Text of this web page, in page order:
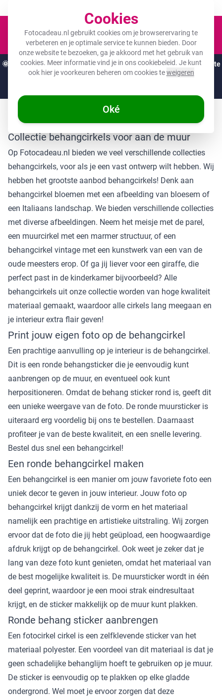
Cookies
Fotocadeau.nl gebruikt cookies om je browserervaring te
verbeteren en je optimale service te kunnen bieden. Door
onze website te bezoeken, ga je akkoord met het gebruik van
cookies. Meer informatie vind je in onscookiebeleid. Je kunt
ook hier je voorkeuren beheren om cookies teweigeren
Oké
🌞 ZOMERDEALS:De hoogste kortingen van het jaar op jouw favoriete
cadeaus! 🌞
Collectie behangcirkels voor aan de muur
Op Fotocadeau.nl bieden we veel verschillende collecties
behangcirkels, voor als je een vast ontwerp wilt hebben. Wij
hebben het grootste aanbod behangcirkels! Denk aan
behangcirkel bloemen met een afbeelding van bloesem of
een Italiaans landschap. We bieden verschillende collecties
met diverse afbeeldingen. Neem het meisje met de parel,
een muurcirkel met een marmer structuur, of een
behangcirkel vintage met een kunstwerk van een van de
oude meesters erop. Of ga jij liever voor een giraffe, die
perfect past in de kinderkamer bijvoorbeeld? Alle
behangcirkels uit onze collectie worden van hoge kwaliteit
materiaal gemaakt, waardoor alle cirkels lang meegaan en
je interieur extra flair geven!
Print jouw eigen foto op de behangcirkel
Een prachtige aanvulling op je interieur is de behangcirkel.
Dit is een ronde behangsticker die je eenvoudig kunt
aanbrengen op de muur, en eventueel ook kunt
herpositioneren. Omdat de behang sticker rond is, geeft dit
een unieke weergave van de foto. De ronde muursticker is
uiteraard erg voordelig bij ons te bestellen. Daarnaast
profiteer je van de beste kwaliteit, en een snelle levering.
Bestel dus snel een behangcirkel!
Een ronde behangcirkel maken
Een behangcirkel is een manier om jouw favoriete foto een
uniek decor te geven in jouw interieur. Jouw foto op
behangcirkel krijgt dankzij de vorm en het materiaal
namelijk een prachtige en artistieke uitstraling. Wij zorgen
ervoor dat de foto die jij hebt geüpload, een hoogwaardige
afdruk krijgt op de behangcirkel. Ook weet je zeker dat je
lang van deze foto kunt genieten, omdat het materiaal van
de best mogelijke kwaliteit is. De muursticker wordt in één
deel geprint, waardoor je een mooi strak eindresultaat
krijgt, en de sticker makkelijk op de muur kunt plakken.
Ronde behang sticker aanbrengen
Een fotocirkel cirkel is een zelfklevende sticker van het
materiaal polyester. Een voordeel van dit materiaal is dat je
geen schadelijke behanglijm hoeft te gebruiken op je muur.
De sticker is eenvoudig op te plakken op elke gladde
ondergrond. Wel moet je ervoor zorgen dat deze